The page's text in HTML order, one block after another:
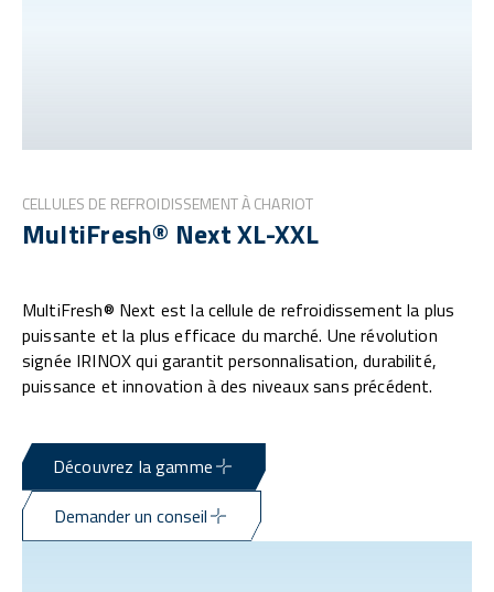
CELLULES DE REFROIDISSEMENT À CHARIOT
MultiFresh® Next XL-XXL
MultiFresh® Next est la cellule de refroidissement la plus
puissante et la plus efficace du marché. Une révolution
signée IRINOX qui garantit personnalisation, durabilité,
puissance et innovation à des niveaux sans précédent.
Découvrez la gamme
Demander un conseil